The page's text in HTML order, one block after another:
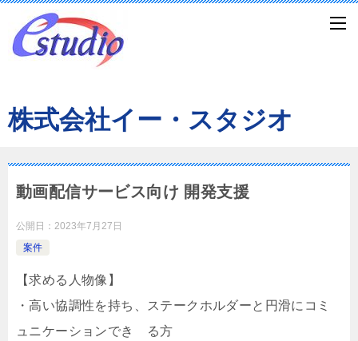
株式会社イー・スタジオ
動画配信サービス向け 開発支援
公開日： 2023年7月27日
案件
【求める人物像】
・高い協調性を持ち、ステークホルダーと円滑にコミ
ュニケーションでき る方